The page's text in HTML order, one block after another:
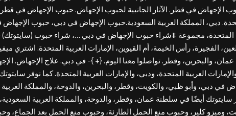
في قطر. الآثار الجانبية لحبوب الإجهاض. حبوب الإجهاض في قطر.
المتحدة، مجموعة #شراء حبوب الإجهاض في دبي …، شراء حبوب
الفجيرة، رأس الخيمة، أم القيوين، الإمارات العربية المتحدة. اشتري
عمان، والبحرين، وقطر. تواصلوا معنا اليوم. {+ }- في دبي. علاج الإجهاض.
العربية المتحدة، ودبي، والإمارات العربية المتحدة. كما نوفر
وأبو ظبي، والكويت، وقطر، والبحرين، والدوحة، والمملكة العربية